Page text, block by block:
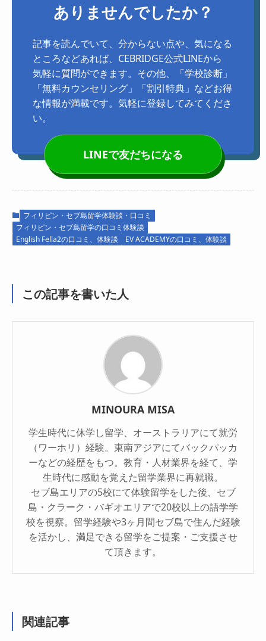
ありませんでしたか？
記事を読んでいて、分からない点や、気になる
ところなどあれば、CEBRIDGE公式LINEから
気軽に質問ができます。その他、「学校診断」
「無料カウンセリング」「割引特典」などお得
な情報が満載です。気軽に登録してみてくださ
い。
LINEで友だちになる
フィリピン・セブ島留学体験談・口コミ
フィリピン・セブ島留学の口コミ体験談
English Fella2の口コミ、体験談
EV ACADEMYの口コミ、体験談
この記事を書いた人
MINOURA MISA
学生時代に休学し留学、オーストラリアにて就労
（ワーホリ）経験。東南アジアにてバックパッカ
ーなどの経歴をもつ。教育・人材業界を経て、学
生時代に感動を覚えた留学業界に再就職。
セブ島エリアの5校にて体験留学をした後、セブ
島・クラーク・バギオエリアで20校以上の語学学
校を視察。留学経験や3ヶ月間セブ島で住んだ経験
を活かし、満足できる留学をご提案・ご支援させ
て頂きます。
関連記事